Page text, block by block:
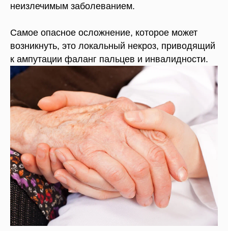
неизлечимым заболеванием.
Самое опасное осложнение, которое может
возникнуть, это локальный некроз, приводящий
к ампутации фаланг пальцев и инвалидности.